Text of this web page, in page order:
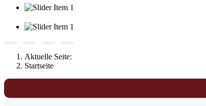
Aktuelle Seite:
Startseite